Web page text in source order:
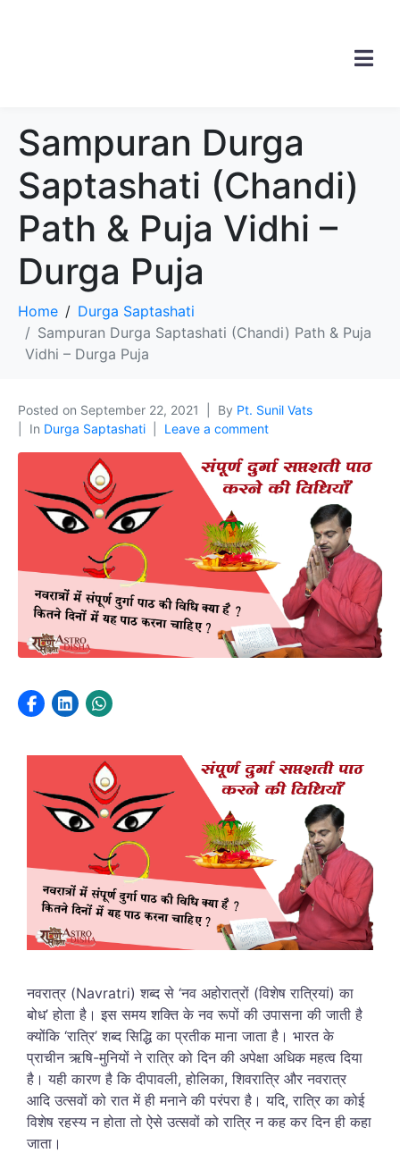
Sampuran Durga
Saptashati (Chandi)
Path & Puja Vidhi –
Durga Puja
Home
Durga Saptashati
Sampuran Durga Saptashati (Chandi) Path & Puja
Vidhi – Durga Puja
Posted on September 22, 2021 By Pt. Sunil Vats
In Durga Saptashati Leave a comment
नवरात्र (Navratri) शब्द से ‘नव अहोरात्रों (विशेष रात्रियां) का
बोध’ होता है। इस समय शक्ति के नव रूपों की उपासना की जाती है
क्योंकि ‘रात्रि’ शब्द सिद्धि का प्रतीक माना जाता है। भारत के
प्राचीन ऋषि-मुनियों ने रात्रि को दिन की अपेक्षा अधिक महत्व दिया
है। यही कारण है कि दीपावली, होलिका, शिवरात्रि और नवरात्र
आदि उत्सवों को रात में ही मनाने की परंपरा है। यदि, रात्रि का कोई
विशेष रहस्य न होता तो ऐसे उत्सवों को रात्रि न कह कर दिन ही कहा
जाता।